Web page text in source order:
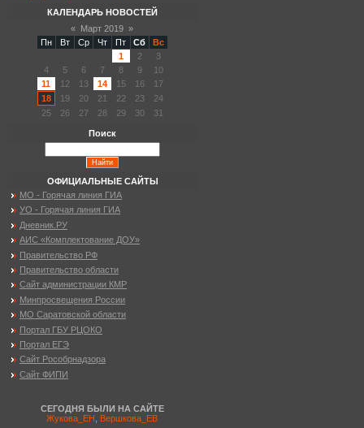
КАЛЕНДАРЬ НОВОСТЕЙ
« Март 2019 »
Пн
Вт Ср Чт Пт Сб
Вс
1
2
3
4
5 6 7 8 9
10
11
12 13 14 15 16
17
18
19 20 21 22 23
24
25
26 27 28 29 30 31
Поиск
ОФИЦИАЛЬНЫЕ САЙТЫ
МО - Горячая линия ГИА
УО - Горячая линия ГИА
Дневник.РУ
АИС «Комплектование ДОУ»
Правительство РФ
Правительство области
Сайт администрации КМР
Минпросвещения России
МО Саратовской области
Портал ГБУ РЦОКО
Портал ЕГЭ
Сайт Рособрнадзора
Сайт ФИПИ
СЕГОДНЯ БЫЛИ НА САЙТЕ
Жукова_ЕН
Вершкова_ЕВ